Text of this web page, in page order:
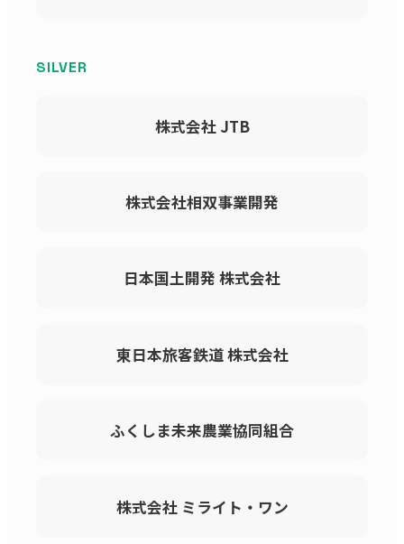
SILVER
株式会社 JTB
株式会社相双事業開発
日本国土開発 株式会社
東日本旅客鉄道 株式会社
ふくしま未来農業協同組合
株式会社 ミライト・ワン